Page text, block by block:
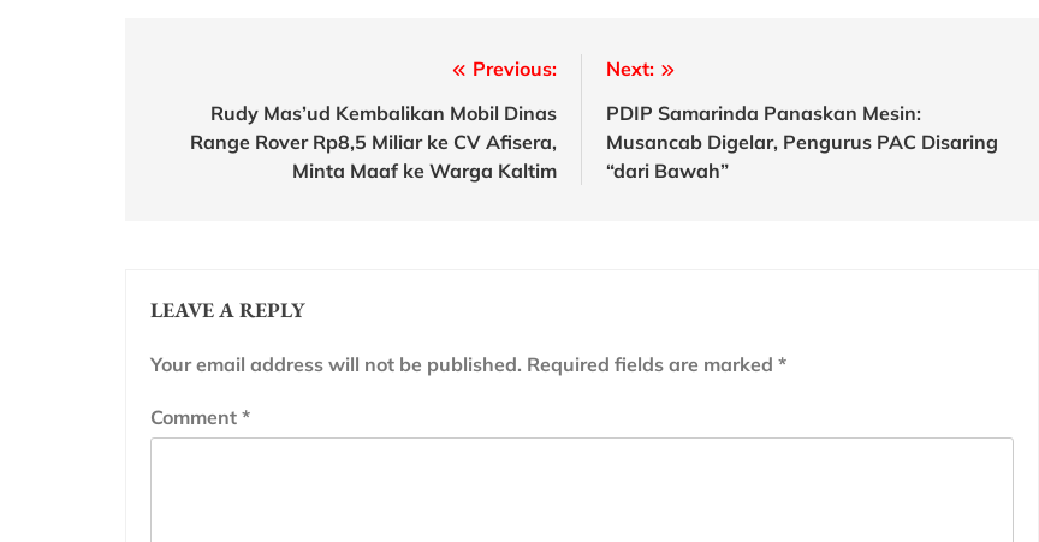
navigation
Previous:
Rudy Mas’ud Kembalikan Mobil Dinas
Range Rover Rp8,5 Miliar ke CV Afisera,
Minta Maaf ke Warga Kaltim
Next:
PDIP Samarinda Panaskan Mesin:
Musancab Digelar, Pengurus PAC Disaring
“dari Bawah”
LEAVE A REPLY
Your email address will not be published. Required fields are marked *
Comment *